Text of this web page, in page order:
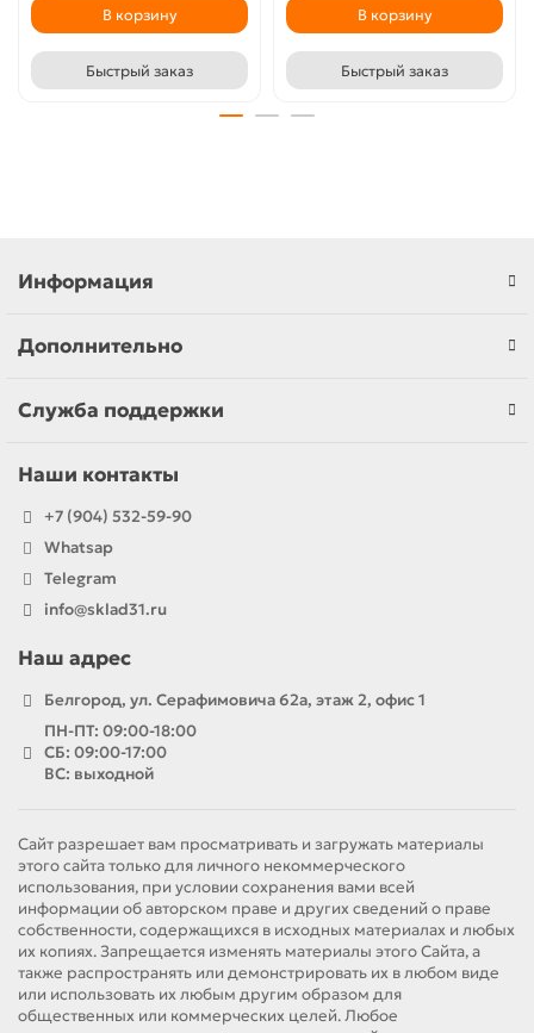
В корзину
Быстрый заказ
В корзину
Быстрый заказ
Информация
Дополнительно
Служба поддержки
Наши контакты
+7 (904) 532-59-90
Whatsap
Telegram
info@sklad31.ru
Наш адрес
Белгород, ул. Серафимовича 62а, этаж 2, офис 1
ПН-ПТ: 09:00-18:00
СБ: 09:00-17:00
ВС: выходной
Сайт разрешает вам просматривать и загружать материалы
этого сайта только для личного некоммерческого
использования, при условии сохранения вами всей
информации об авторском праве и других сведений о праве
собственности, содержащихся в исходных материалах и любых
их копиях. Запрещается изменять материалы этого Сайта, а
также распространять или демонстрировать их в любом виде
или использовать их любым другим образом для
общественных или коммерческих целей. Любое